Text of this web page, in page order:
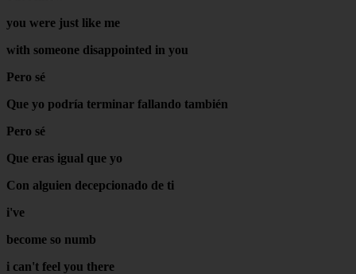
you were just like me
with someone disappointed in you
Pero sé
Que yo podría terminar fallando también
Pero sé
Que eras igual que yo
Con alguien decepcionado de ti
i've
become so numb
i can't feel you there